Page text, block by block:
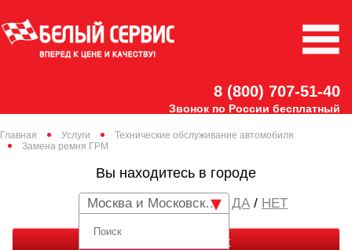
8 (800) 707-51-40
Звонок по России бесплатный
Главная Услуги
Технические обслуживание автомобиля
Замена ремня ГРМ
Вы находитесь в городе
Москва и Московская область
/ НЕТ
ЗАКАЗАТЬ ЗВОНОК